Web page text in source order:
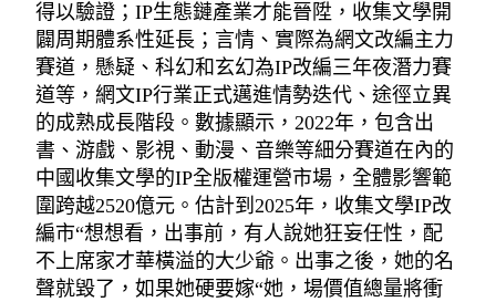
得以驗證；IP生態鏈產業才能晉陞，收集文學開
闢周期體系性延長；言情、實際為網文改編主力
賽道，懸疑、科幻和玄幻為IP改編三年夜潛力賽
道等，網文IP行業正式邁進情勢迭代、途徑立異
的成熟成長階段。數據顯示，2022年，包含出
書、游戲、影視、動漫、音樂等細分賽道在內的
中國收集文學的IP全版權運營市場，全體影響範
圍跨越2520億元。估計到2025年，收集文學IP改
編市“想想看，出事前，有人說她狂妄任性，配
不上席家才華橫溢的大少爺。出事之後，她的名
聲就毀了，如果她硬要嫁“她，場價值總量將衝